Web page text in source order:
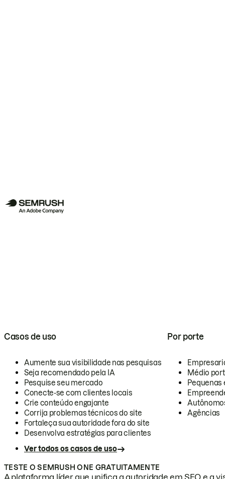
Casos de uso
Aumente sua visibilidade nas pesquisas
Seja recomendado pela IA
Pesquise seu mercado
Conecte-se com clientes locais
Crie conteúdo engajante
Corrija problemas técnicos do site
Fortaleça sua autoridade fora do site
Desenvolva estratégias para clientes
Ver todos os casos de uso
Por porte
Médio
Pequenas
Agências
TESTE O SEMRUSH ONE GRATUITAMENTE
A plataforma líder que unifica a autoridade em SEO e a